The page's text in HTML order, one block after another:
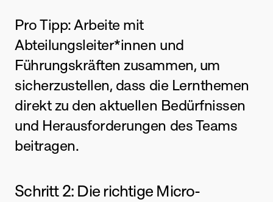
Pro Tipp: Arbeite mit
Abteilungsleiter*innen und
Führungskräften zusammen, um
sicherzustellen, dass die Lernthemen
direkt zu den aktuellen Bedürfnissen
und Herausforderungen des Teams
beitragen.
Schritt 2: Die richtige Micro-